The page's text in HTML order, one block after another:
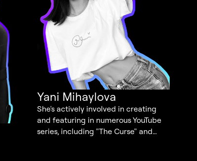
Yani Mihaylova
She's actively involved in creating
and featuring in numerous YouTube
series, including "The Curse" and